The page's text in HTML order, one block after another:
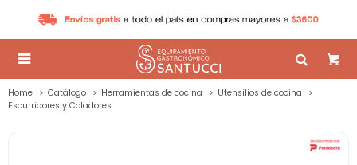

Home Catálogo Herramientas de cocina
Utensilios de cocina
Escurridores y Coladores